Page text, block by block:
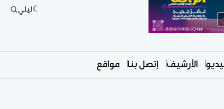
ليلي
الأرشيف إتصل بنا مواقع